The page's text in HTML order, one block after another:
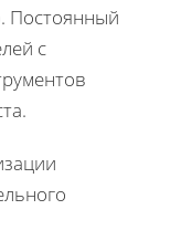
Постоянный
с